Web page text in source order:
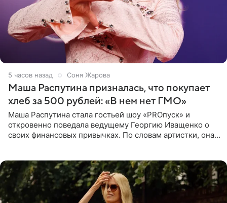
5 часов назад Соня Жарова
Маша Распутина призналась, что покупает
хлеб за 500 рублей: «В нем нет ГМО»
Маша Распутина стала гостьей шоу «PROпуск» и
откровенно поведала ведущему Георгию Иващенко о
своих финансовых привычках. По словам артистки, она